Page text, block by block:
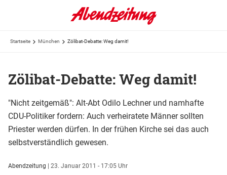
Startseite München Zölibat-Debatte: Weg damit!
Zölibat-Debatte: Weg damit!
"Nicht zeitgemäß": Alt-Abt Odilo Lechner und namhafte
CDU-Politiker fordern: Auch verheiratete Männer sollten
Priester werden dürfen. In der frühen Kirche sei das auch
selbstverständlich gewesen.
Abendzeitung | 23. Januar 2011 - 17:05 Uhr